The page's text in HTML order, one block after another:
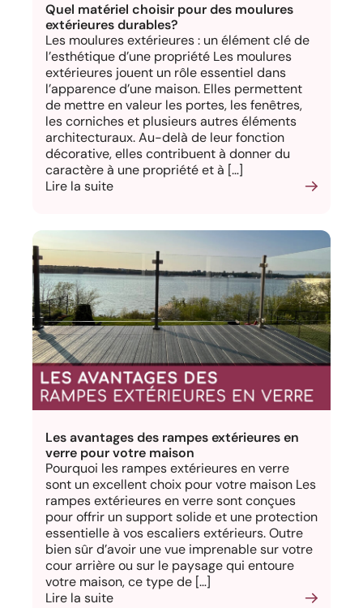
Quel matériel choisir pour des moulures
extérieures durables?
Les moulures extérieures : un élément clé de
l’esthétique d’une propriété Les moulures
extérieures jouent un rôle essentiel dans
l’apparence d’une maison. Elles permettent
de mettre en valeur les portes, les fenêtres,
les corniches et plusieurs autres éléments
architecturaux. Au-delà de leur fonction
décorative, elles contribuent à donner du
caractère à une propriété et à […]
Lire la suite
Les avantages des rampes extérieures en
verre pour votre maison
Pourquoi les rampes extérieures en verre
sont un excellent choix pour votre maison Les
rampes extérieures en verre sont conçues
pour offrir un support solide et une protection
essentielle à vos escaliers extérieurs. Outre
bien sûr d’avoir une vue imprenable sur votre
cour arrière ou sur le paysage qui entoure
votre maison, ce type de […]
Lire la suite